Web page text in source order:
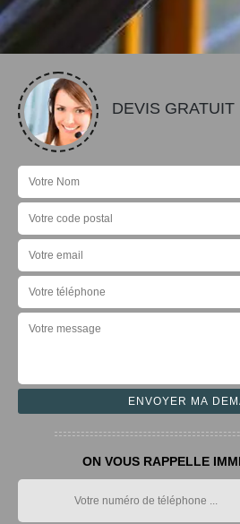
DEVIS GRATUIT
ON VOUS RAPPELLE